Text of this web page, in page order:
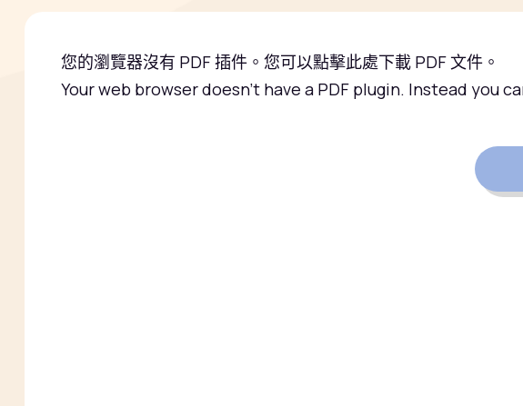
您的瀏覽器沒有 PDF 插件。您可以點擊此處下載 PDF 文件。
Your web browser doesn't have a PDF plugin. Instead you